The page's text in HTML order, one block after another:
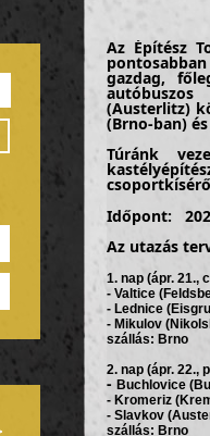
Az Építész
gazdag,
(Austerlitz)
(Brno-ban)
Túránk
Időpont:
Az utazás
1. nap (ápr. 21.,
- Valtice
- Lednice
- Mikulov
szállás: Brno
2. nap (ápr. 22.,
- Buchlovice
- Kromeriz
- Slavkov
szállás: Brno